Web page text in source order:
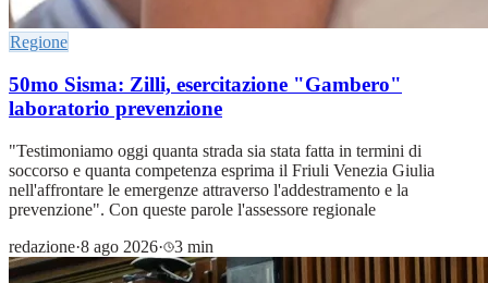
Regione
50mo Sisma: Zilli, esercitazione "Gambero"
laboratorio prevenzione
"Testimoniamo oggi quanta strada sia stata fatta in termini di
soccorso e quanta competenza esprima il Friuli Venezia Giulia
nell'affrontare le emergenze attraverso l'addestramento e la
prevenzione". Con queste parole l'assessore regionale
redazione·8 ago 2026· 3 min